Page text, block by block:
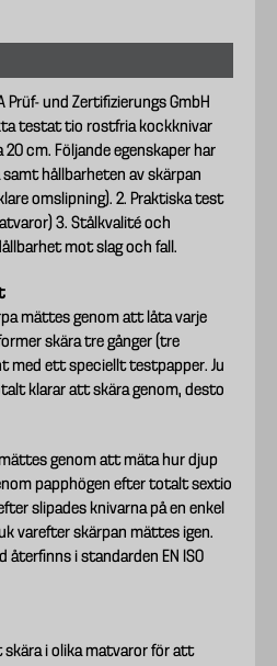
und Zertiﬁzierungs GmbH
testat tio rostfria kockknivar
cm. Följande egenskaper har
hållbarheten av skärpan
omslipning). 2. Praktiska test
3. Stålkvalité och
mot slag och fall.
mättes genom att låta varje
skära tre gånger (tre
med ett speciellt testpapper. Ju
klarar att skära genom, desto
genom att mäta hur djup
papphögen efter totalt sextio
slipades knivarna på en enkel
varefter skärpan mättes igen.
återfinns i standarden EN ISO
skära i olika matvaror för att